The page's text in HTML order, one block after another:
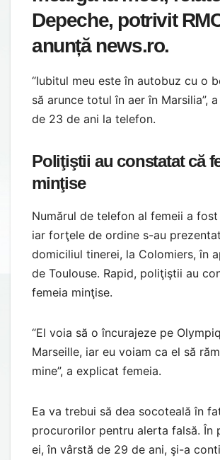
Depeche, potrivit
anunță news.ro.
“Iubitul meu este în autobuz cu o
să arunce totul în aer în Marsilia”,
de 23 de ani la telefon.
Poliţiştii au constatat că
minţise
Numărul de telefon al femeii a
iar forţele de ordine s-au
domiciliul tinerei, la Colomiers, în
de Toulouse. Rapid, poliţiştii au
femeia minţise.
“El voia să o încurajeze pe
Marseille, iar eu voiam ca el să
mine”, a explicat femeia.
Ea va trebui să dea socoteală în
procurorilor pentru alerta falsă. În
ei, în vârstă de 29 de ani, şi-a